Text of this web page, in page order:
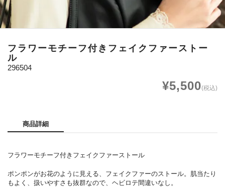
フラワーモチーフ付きフェイクファーストー
ル
296504
¥5,500(税込)
商品詳細
フラワーモチーフ付きフェイクファーストール
ポンポンがお花のように見える、フェイクファーのストール。肌当たり
もよく、扱いやすさも抜群なので、ヘビロテ間違いなし。